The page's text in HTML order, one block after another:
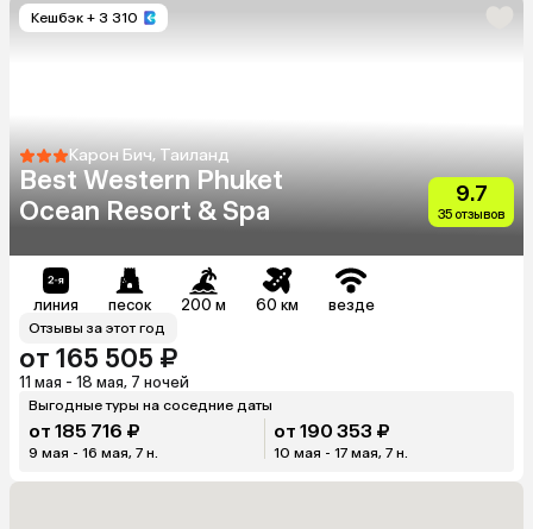
Кешбэк + 3 310
Карон Бич, Таиланд
Best Western Phuket
Ocean Resort & Spa
9.7
35 отзывов
линия песок 200 м 60 км везде
Отзывы за этот год
от 165 505 ₽
11 мая - 18 мая, 7 ночей
Выгодные туры на соседние даты
от 185 716 ₽
9 мая - 16 мая, 7 н.
от 190 353 ₽
10 мая - 17 мая, 7 н.